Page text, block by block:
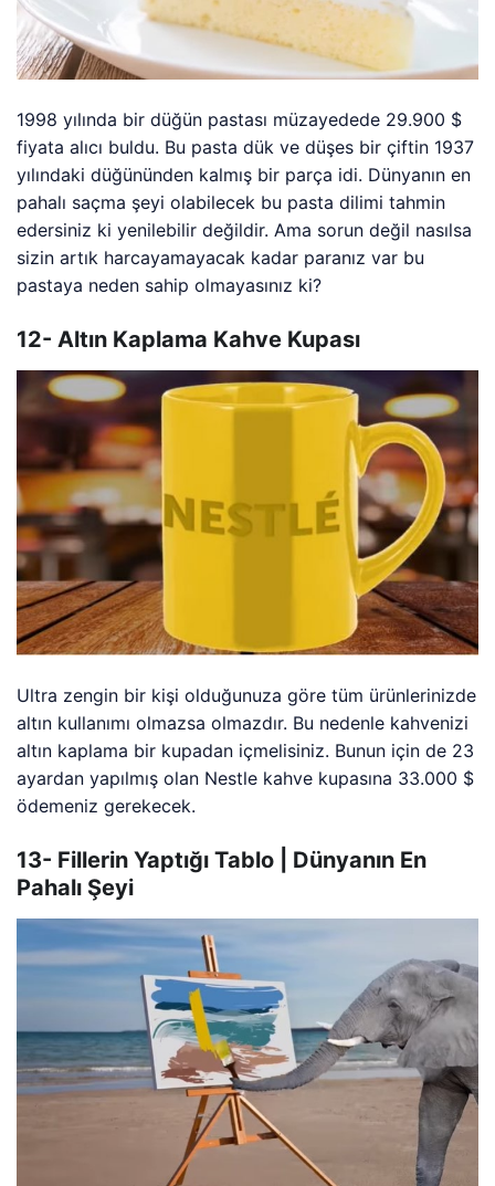
1998 yılında bir düğün pastası müzayedede 29.900 $
fiyata alıcı buldu. Bu pasta dük ve düşes bir çiftin 1937
yılındaki düğününden kalmış bir parça idi. Dünyanın en
pahalı saçma şeyi olabilecek bu pasta dilimi tahmin
edersiniz ki yenilebilir değildir. Ama sorun değil nasılsa
sizin artık harcayamayacak kadar paranız var bu
pastaya neden sahip olmayasınız ki?
12- Altın Kaplama Kahve Kupası
Ultra zengin bir kişi olduğunuza göre tüm ürünlerinizde
altın kullanımı olmazsa olmazdır. Bu nedenle kahvenizi
altın kaplama bir kupadan içmelisiniz. Bunun için de 23
ayardan yapılmış olan Nestle kahve kupasına 33.000 $
ödemeniz gerekecek.
13- Fillerin Yaptığı Tablo | Dünyanın En
Pahalı Şeyi